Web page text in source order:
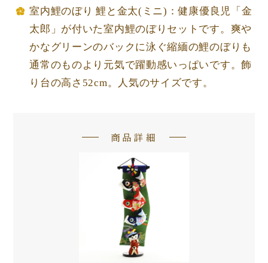
室内鯉のぼり 鯉と金太(ミニ)：健康優良児「金
太郎」が付いた室内鯉のぼりセットです。爽や
かなグリーンのバックに泳ぐ縮緬の鯉のぼりも
通常のものより元気で躍動感いっぱいです。飾
り台の高さ52cm。人気のサイズです。
商品詳細